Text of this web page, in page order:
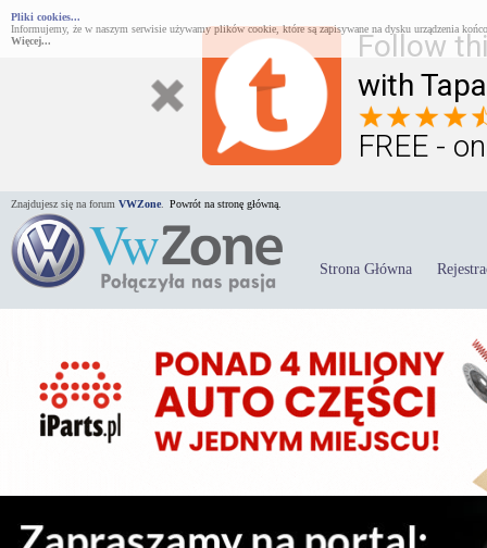
Follow
with
FREE -
Pliki cookies...
Informujemy, że w naszym serwisie używamy plików cookie, które są zapisywane na dysku urządzenia
Więcej...
Znajdujesz się na forum VWZone Powrót na stronę główną.
Strona Główna